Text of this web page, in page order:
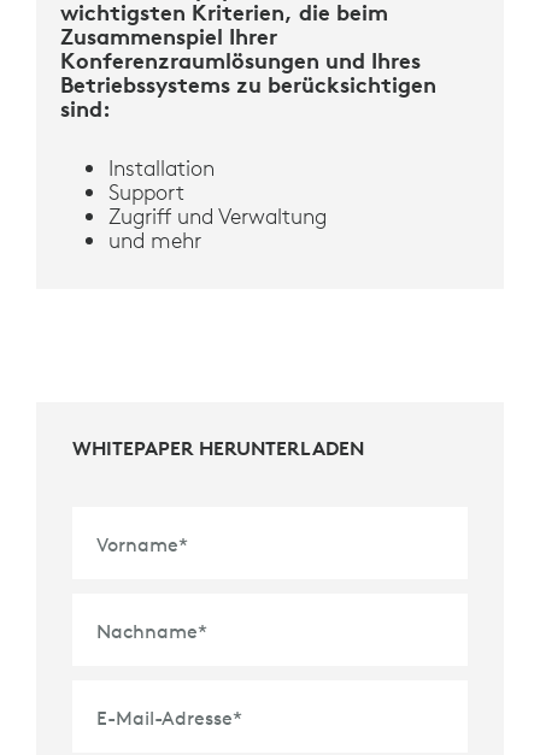
wichtigsten Kriterien, die beim
Zusammenspiel Ihrer
Konferenzraumlösungen und Ihres
Betriebssystems zu berücksichtigen
sind:
Installation
Support
Zugriff und Verwaltung
und mehr
WHITEPAPER HERUNTERLADEN
Vorname*
Nachname*
E-Mail-Adresse*